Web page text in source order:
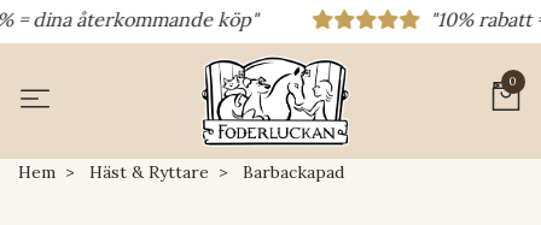
dina återkommande köp" "10% rabatt =
0
Hem Häst & Ryttare Barbackapad